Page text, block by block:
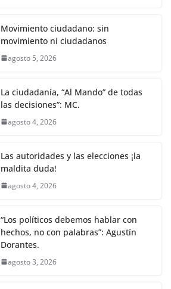
Movimiento ciudadano: sin
movimiento ni ciudadanos
agosto 5, 2026
La ciudadanía, “Al Mando” de todas
las decisiones”: MC.
agosto 4, 2026
Las autoridades y las elecciones ¡la
maldita duda!
agosto 4, 2026
“Los políticos debemos hablar con
hechos, no con palabras”: Agustín
Dorantes.
agosto 3, 2026